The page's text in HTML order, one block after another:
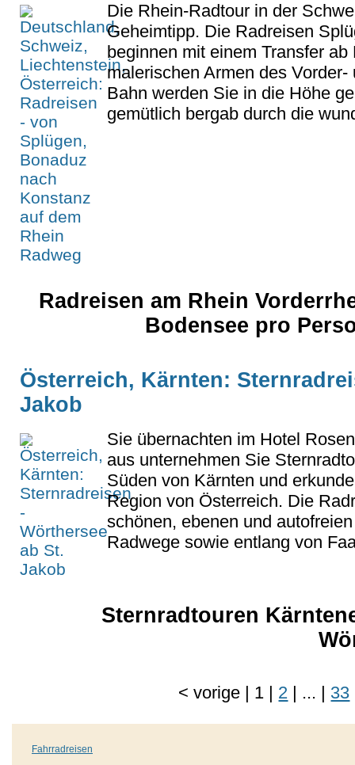
Die Rhein-Radtour in der
Geheimtipp. Die Radreisen
beginnen mit einem Transfer
malerischen Armen des
Bahn werden Sie in die Höhe
gemütlich bergab durch die
Radreisen am Rhein
Bodensee pro
Österreich, Kärnten:
Jakob
Sie übernachten im Hotel
aus unternehmen Sie
Süden von Kärnten und
Region von Österreich. Die
schönen, ebenen und
Radwege sowie entlang von
Sternradtouren
<vorige | 1 | 2 | ... | 33
Fahrradreisen